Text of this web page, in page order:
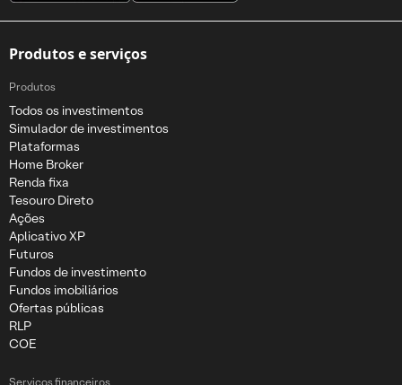
Produtos e serviços
Produtos
Todos os investimentos
Simulador de investimentos
Plataformas
Home Broker
Renda fixa
Tesouro Direto
Ações
Aplicativo XP
Futuros
Fundos de investimento
Fundos imobiliários
Ofertas públicas
RLP
COE
Serviços financeiros